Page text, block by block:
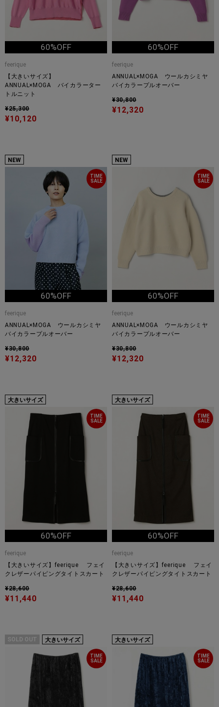
60%OFF
feerique
【大きいサイズ】
ANNUAL×MOGA バイカラーター
トルニット
¥25,300
¥10,120
60%OFF
feerique
ANNUAL×MOGA ウールカシミヤ
バイカラープルオーバー
¥30,800
¥12,320
NEW
TIME
SALE
60%OFF
feerique
ANNUAL×MOGA ウールカシミヤ
バイカラープルオーバー
¥30,800
¥12,320
NEW
TIME
SALE
60%OFF
feerique
ANNUAL×MOGA ウールカシミヤ
バイカラープルオーバー
¥30,800
¥12,320
大きいサイズ
TIME
SALE
60%OFF
feerique
【大きいサイズ】feerique フェイ
クレザーパイピングタイトスカート
¥28,600
¥11,440
大きいサイズ
TIME
SALE
60%OFF
feerique
【大きいサイズ】feerique フェイ
クレザーパイピングタイトスカート
¥28,600
¥11,440
SOLD OUT 大きいサイズ
TIME
SALE
大きいサイズ
TIME
SALE